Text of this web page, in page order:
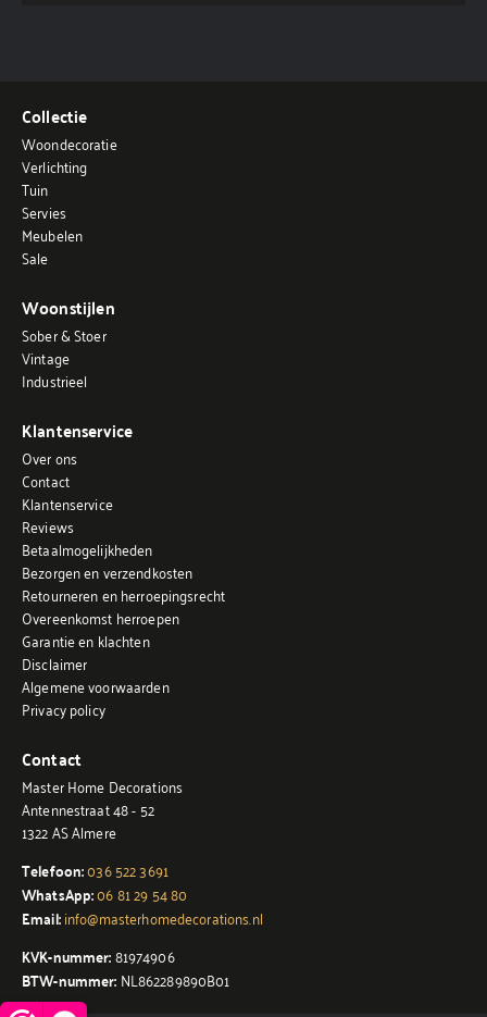
Collectie
Woondecoratie
Verlichting
Tuin
Servies
Meubelen
Sale
Woonstijlen
Sober & Stoer
Vintage
Industrieel
Klantenservice
Over ons
Contact
Klantenservice
Reviews
Betaalmogelijkheden
Bezorgen en verzendkosten
Retourneren en herroepingsrecht
Overeenkomst herroepen
Garantie en klachten
Disclaimer
Algemene voorwaarden
Privacy policy
Contact
Master Home Decorations
Antennestraat 48 - 52
1322 AS Almere
Telefoon:036 522 3691
WhatsApp:06 81 29 54 80
Email:info@masterhomedecorations.nl
KVK-nummer:81974906
BTW-nummer: NL862289890B01